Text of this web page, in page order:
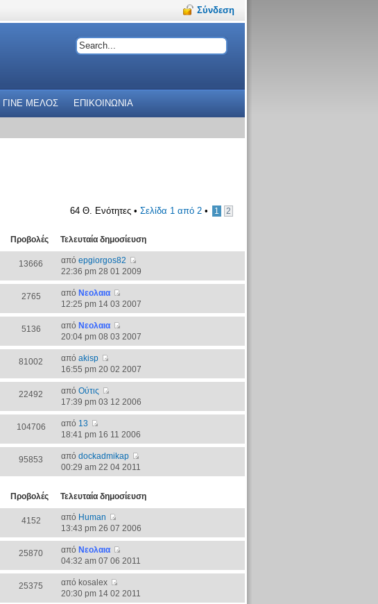
Σύνδεση
ΓΙΝΕ ΜΕΛΟΣ ΕΠΙΚΟΙΝΩΝΙΑ
64 Θ. Ενότητες • Σελίδα 1από 2• 1 2
Προβολές
Τελευταία δημοσίευση
13666 απόepgiorgos82
22:36 pm 28 01 2009
2765 από Νεολαια
12:25 pm 14 03 2007
5136 από Νεολαια
20:04 pm 08 03 2007
81002 απόakisp
16:55 pm 20 02 2007
22492 απόΟύτις
17:39 pm 03 12 2006
104706 από 13
18:41 pm 16 11 2006
95853 απόdockadmikap
00:29 am 22 04 2011
Προβολές
Τελευταία δημοσίευση
4152 από Human
13:43 pm 26 07 2006
25870 από Νεολαια
04:32 am 07 06 2011
25375
από kosalex
20:30 pm 14 02 2011